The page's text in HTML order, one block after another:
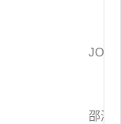
邵海